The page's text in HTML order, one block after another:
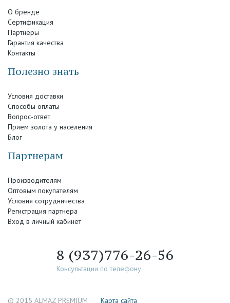
О бренде
Сертификация
Партнеры
Гарантия качества
Контакты
Полезно знать
Условия доставки
Способы оплаты
Вопрос-ответ
Прием золота у населения
Блог
Партнерам
Производителям
Оптовым покупателям
Условия сотрудничества
Регистрация партнера
Вход в личный кабинет
8 (937)776-26-56
Консультации по телефону
© 2015 ALMAZ PREMIUM Каpта сайта